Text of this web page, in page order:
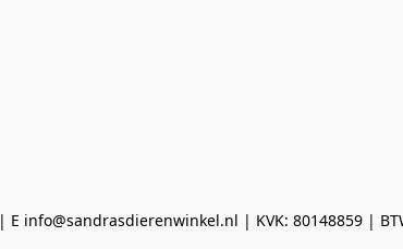
info@sandrasdierenwinkel.nl | KVK: 80148859 |